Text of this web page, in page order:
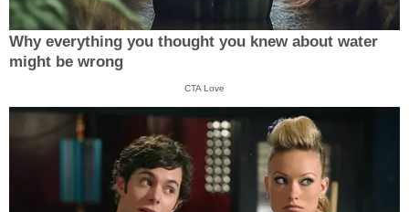
Why everything you thought you knew about water
might be wrong
CTA Love